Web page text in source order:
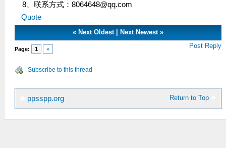
8、联系方式： 8064648@qq.com
Quote
« Next Oldest| Next Newest»
Page: 1 » Post Reply
Subscribe to this thread
Return to Top
ppsspp.org